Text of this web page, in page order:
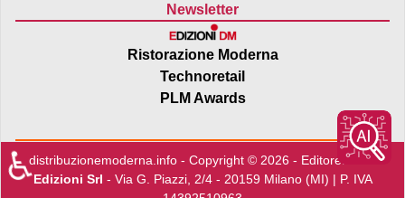
Newsletter
Ristorazione Moderna
Technoretail
PLM Awards
distribuzionemoderna.info - Copyright © 2026 - Editore:Edra
Edizioni Srl - Via G. Piazzi, 2/4 - 20159 Milano (MI) | P. IVA